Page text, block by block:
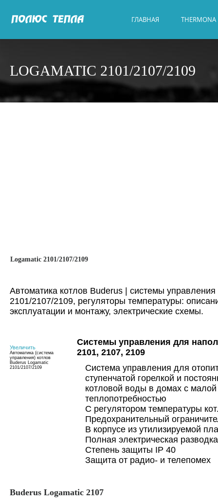
ГЛАВНАЯ THERMONA
LOGAMATIC 2101/2107/2109
Logamatic 2101/2107/2109
Автоматика котлов Buderus | системы
2101/2107/2109, регуляторы температуры:
эксплуатации и монтажу, электрические схемы.
Увеличить
Автоматика (система
управления) котлов
Buderus Logamatic
2101/2107/2109
Системы управления для
2101, 2107, 2109
Система управления для
ступенчатой горелкой и
котловой воды в домах с
теплопотребностью
С регулятором температуры
Предохранительный
В корпусе из утилизируемой
Полная электрическая разводка
Степень защиты IP 40
Защита от радио- и телепомех
Buderus Logamatic 2107